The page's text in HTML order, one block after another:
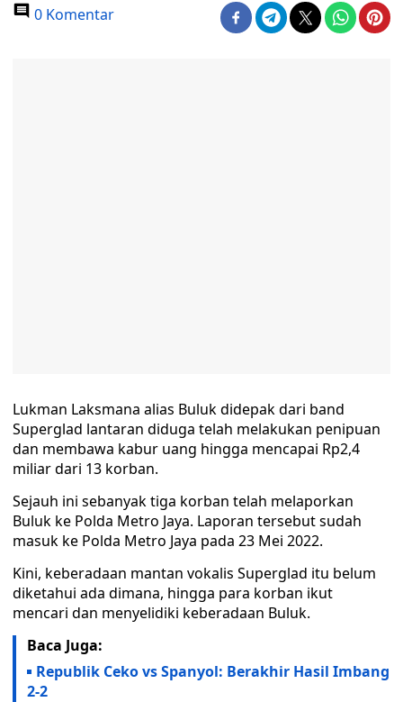
0 Komentar
Lukman Laksmana alias Buluk didepak dari band
Superglad lantaran diduga telah melakukan penipuan
dan membawa kabur uang hingga mencapai Rp2,4
miliar dari 13 korban.
Sejauh ini sebanyak tiga korban telah melaporkan
Buluk ke Polda Metro Jaya. Laporan tersebut sudah
masuk ke Polda Metro Jaya pada 23 Mei 2022.
Kini, keberadaan mantan vokalis Superglad itu belum
diketahui ada dimana, hingga para korban ikut
mencari dan menyelidiki keberadaan Buluk.
Baca Juga:
Republik Ceko vs Spanyol: Berakhir Hasil Imbang
2-2